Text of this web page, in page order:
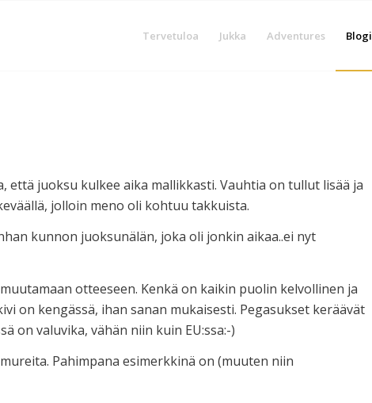
Tervetuloa Jukka Adventures Blogi
että juoksu kulkee aika mallikkasti. Vauhtia on tullut lisää ja
jolloin meno oli kohtuu takkuista.
kunnon juoksunälän, joka oli jonkin aikaa..ei nyt
otteeseen. Kenkä on kaikin puolin kelvollinen ja
on kengässä, ihan sanan mukaisesti. Pegasukset keräävät
on valuvika, vähän niin kuin EU:ssa:-)
Pahimpana esimerkkinä on (muuten niin